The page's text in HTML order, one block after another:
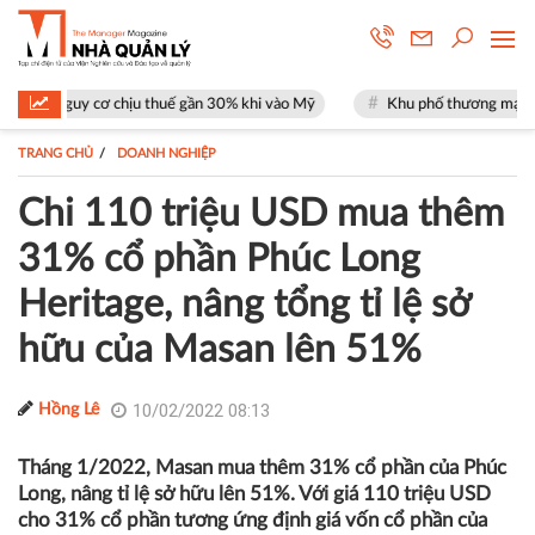
thuế gần 30% khi vào Mỹ Khu phố thương mại SOHO tại The
TRANG CHỦ DOANH NGHIỆP
Chi 110 triệu USD mua thêm
31% cổ phần Phúc Long
Heritage, nâng tổng tỉ lệ sở
hữu của Masan lên 51%
Hồng Lê 10/02/2022 08:13
Tháng 1/2022, Masan mua thêm 31% cổ phần của Phúc
Long, nâng tỉ lệ sở hữu lên 51%. Với giá 110 triệu USD
cho 31% cổ phần tương ứng định giá vốn cổ phần của